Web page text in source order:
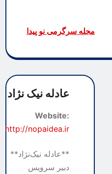
مجله سرگرمی نو پیدا
عادله نیک نژاد
Website:
http://nopaidea.ir
**عادله نیک‌نژاد**
دبیر سرویس